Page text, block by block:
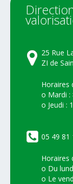
25 Rue
ZI de
Horaires
o Mardi :
o Jeudi :
05 49 81
Horaires
o Du
o Le